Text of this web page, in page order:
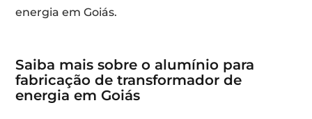
energia em Goiás.
Saiba mais sobre o alumínio para
fabricação de transformador de
energia em Goiás